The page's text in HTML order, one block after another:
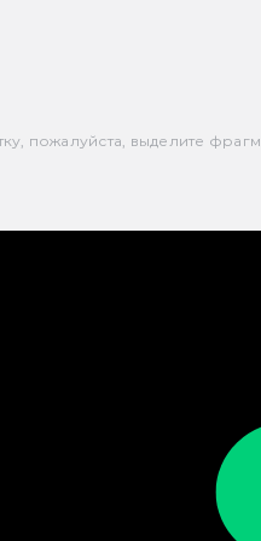
пожалуйста, выделите